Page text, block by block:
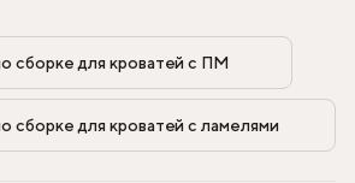
сборке для кроватей с ПМ